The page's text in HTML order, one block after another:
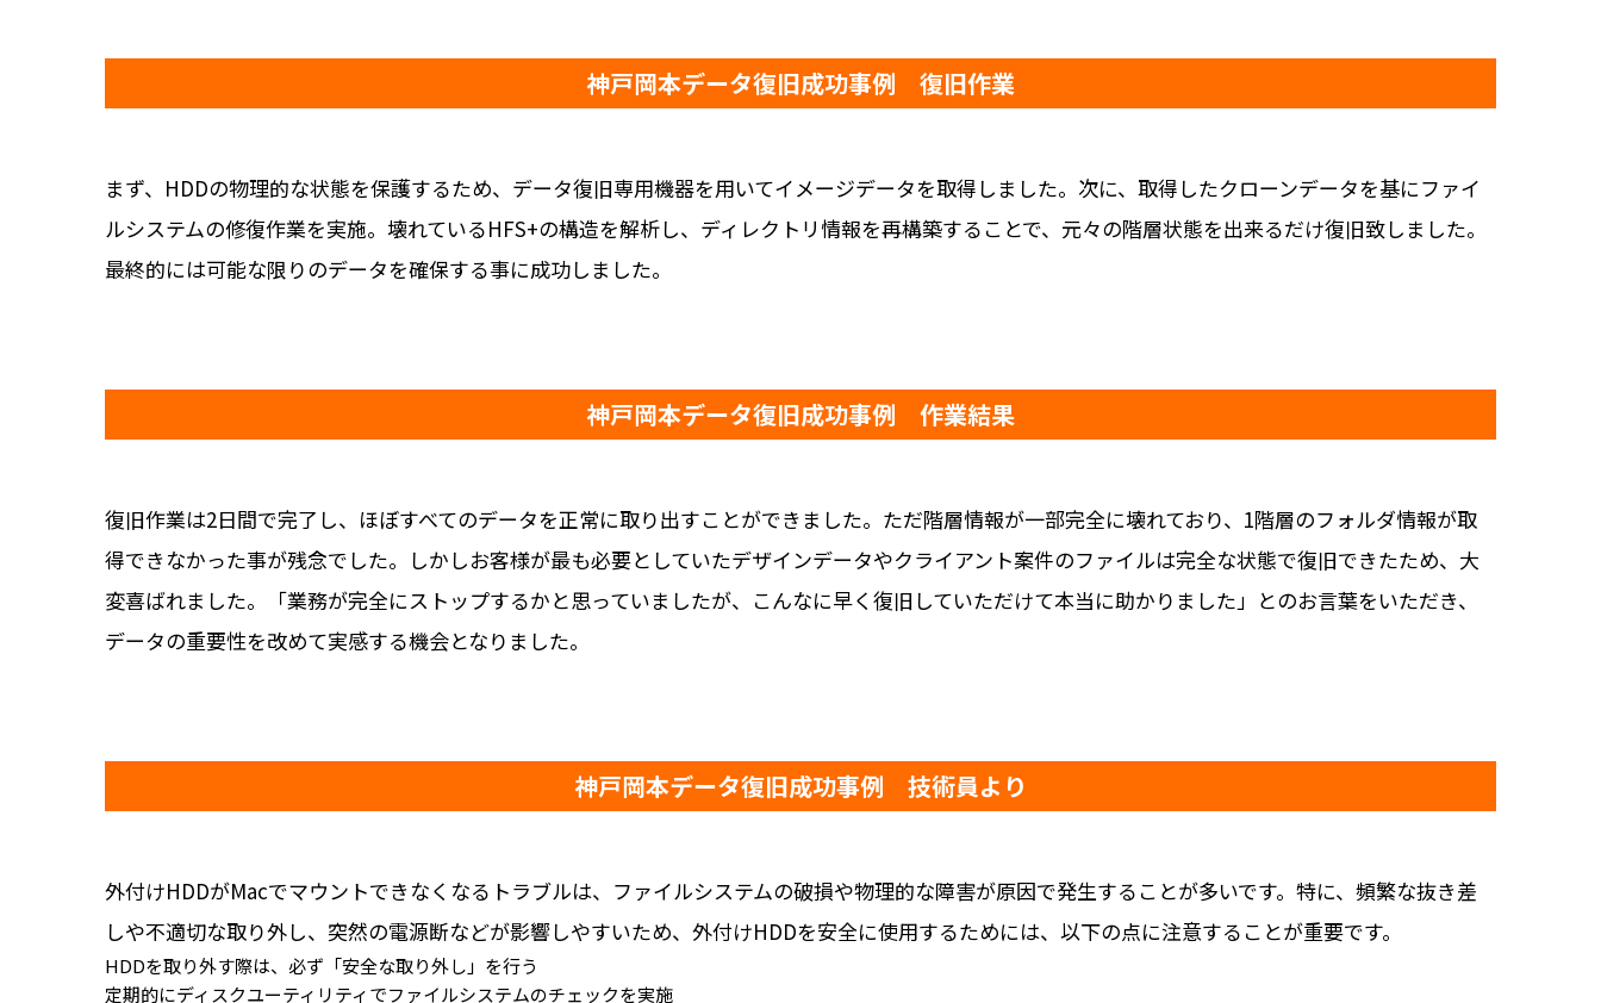
神戸岡本データ復旧成功事例 復旧作業
まず、HDDの物理的な状態を保護するため、データ復旧専用機器を用いてイメージデータを取得しました。次に、取得したクローンデータを基にファイ
ルシステムの修復作業を実施。壊れているHFS+の構造を解析し、ディレクトリ情報を再構築することで、元々の階層状態を出来るだけ復旧致しました。
最終的には可能な限りのデータを確保する事に成功しました。
神戸岡本データ復旧成功事例 作業結果
復旧作業は2日間で完了し、ほぼすべてのデータを正常に取り出すことができました。ただ階層情報が一部完全に壊れており、1階層のフォルダ情報が取
得できなかった事が残念でした。しかしお客様が最も必要としていたデザインデータやクライアント案件のファイルは完全な状態で復旧できたため、大
変喜ばれました。「業務が完全にストップするかと思っていましたが、こんなに早く復旧していただけて本当に助かりました」とのお言葉をいただき、
データの重要性を改めて実感する機会となりました。
神戸岡本データ復旧成功事例 技術員より
外付けHDDがMacでマウントできなくなるトラブルは、ファイルシステムの破損や物理的な障害が原因で発生することが多いです。特に、頻繁な抜き差
しや不適切な取り外し、突然の電源断などが影響しやすいため、外付けHDDを安全に使用するためには、以下の点に注意することが重要です。
HDDを取り外す際は、必ず「安全な取り外し」を行う
定期的にディスクユーティリティでファイルシステムのチェックを実施